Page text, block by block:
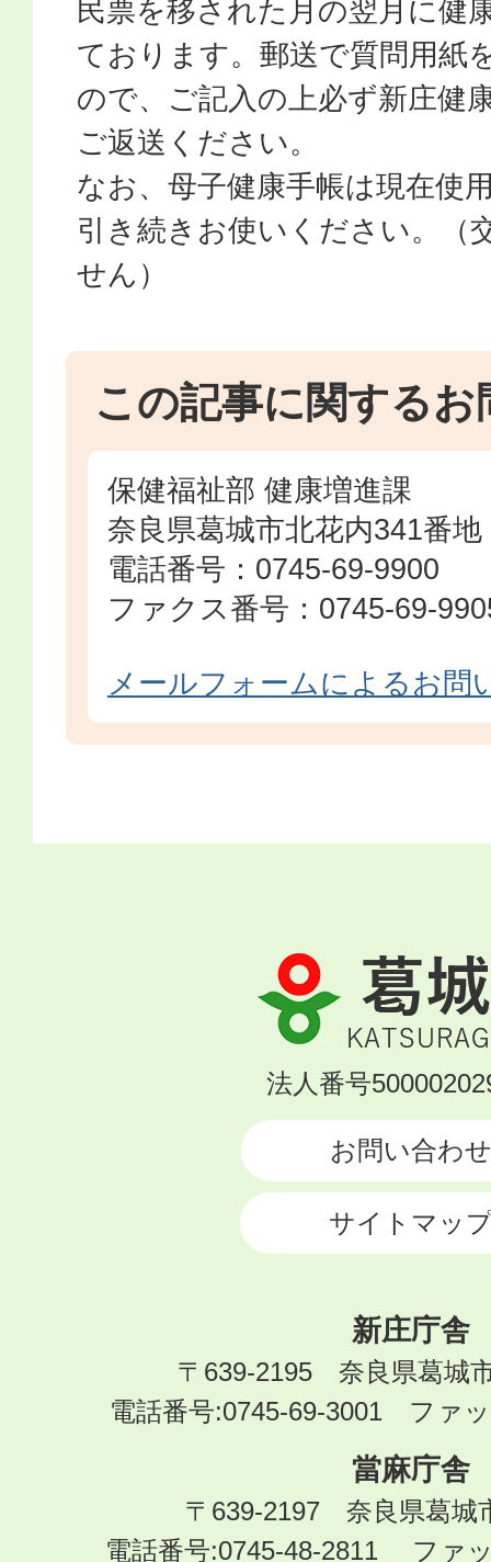
民票を移された月の翌月に健
ております。郵送で質問用紙
ので、ご記入の上必ず新庄健
ご返送ください。
なお、母子健康手帳は現在使
引き続きお使いください。（
せん）
この記事に関するお
保健福祉部 健康増進課
奈良県葛城市北花内341番地
電話番号：0745-69-9900
ファクス番号：0745-69-
メールフォームによるお問
葛
城
市
KATSURAGI
法人番号
お問い合わせ
サイトマッ
新庄庁舎
〒639-2195 奈良県葛城
電話番号:0745-69-3001 ファ
當麻庁舎
〒639-2197 奈良県葛城
電話番号:0745-48-2811 ファ